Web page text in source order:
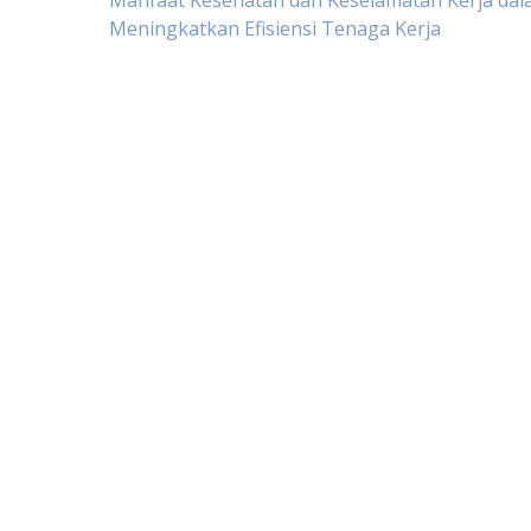
Post
Meningkatkan Efisiensi Tenaga Kerja